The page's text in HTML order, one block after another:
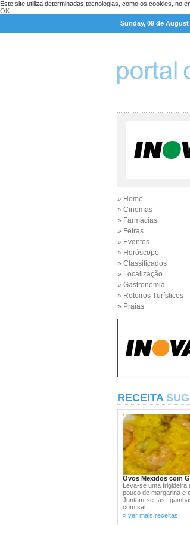
Este site utiliza determinadas tecnologias, como os cookies, no
OK
Sunday, 09 de August
» Home
» Cinemas
» Farmácias
» Feiras
» Eventos
» Horóscopo
» Classificados
» Localização
» Gastronomia
» Roteiros Turísticos
» Praias
RECEITA
Ovos Mexidos com
Leva-se uma frigideira
pouco de margarina e
Juntam-se as
com sal ...
» ver mais receitas